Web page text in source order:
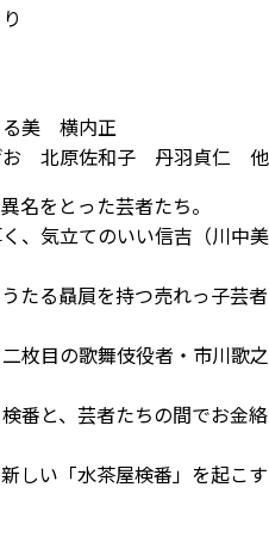
美 横内正
原佐和子 丹羽貞仁 他
名をとった芸者たち。
、気立てのいい信吉（川中美
たる贔屓を持つ売れっ子芸者
枚目の歌舞伎役者・市川歌之
番と、芸者たちの間でお金絡
しい「水茶屋検番」を起こす